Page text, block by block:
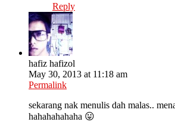
Reply
hafiz hafizol
May 30, 2013 at 11:18 am
Permalink
sekarang nak menulis dah malas..
hahahahahaha 😛